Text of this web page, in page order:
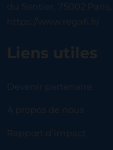
du Sentier, 75002
https://www.regafi.fr/
Liens utiles
Devenir partenaire
À propos de nous
Rapport d’impact